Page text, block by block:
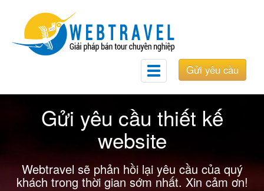
Gửi yêu cầu
Toggle
navigation
Gửi yêu cầu thiết kế
website
Webtravel sẽ phản hồi lại yêu cầu của quý
khách trong thời gian sớm nhất. Xin cảm ơn!